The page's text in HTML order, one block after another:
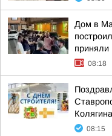
Дом в
приняли
08:18
08:15